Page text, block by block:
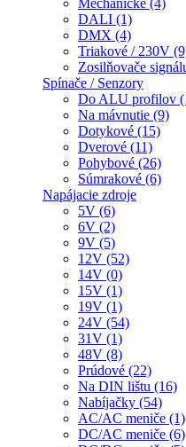
Mechanické (4)
DALI (1)
DMX (4)
Triakové / 230V
Zosilňovače
Spínače / Senzory
Do ALU profilov
Na mávnutie (9)
Dotykové (15)
Dverové (11)
Pohybové (26)
Súmrakové (6)
Napájacie zdroje
5V (6)
6V (2)
9V (5)
12V (52)
14V (0)
15V (1)
19V (1)
24V (54)
31V (1)
48V (8)
Prúdové (22)
Na DIN lištu (16)
Nabíjačky (54)
AC/AC meniče (1)
DC/AC meniče (6)